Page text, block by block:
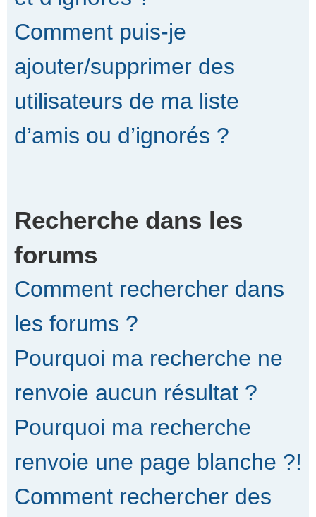
Comment puis-je
ajouter/supprimer des
utilisateurs de ma liste
d’amis ou d’ignorés ?
Recherche dans les
forums
Comment rechercher dans
les forums ?
Pourquoi ma recherche ne
renvoie aucun résultat ?
Pourquoi ma recherche
renvoie une page blanche ?!
Comment rechercher des